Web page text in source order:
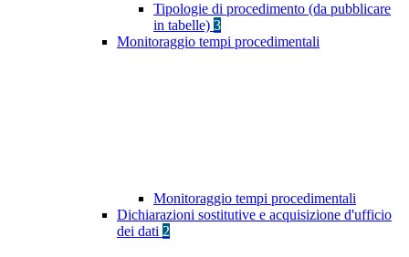
Tipologie di procedimento (da pubblicare
in tabelle) 3
Monitoraggio tempi procedimentali
Monitoraggio tempi procedimentali
Dichiarazioni sostitutive e acquisizione d'ufficio
dei dati 2